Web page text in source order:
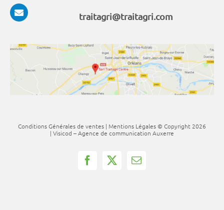
traitagri@traitagri.com
Conditions Générales de ventes | Mentions Légales © Copyright 2026
| Visicod –Agence de communication Auxerre